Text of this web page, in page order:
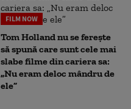
FILM NOW
Tom Holland nu se ferește
să spună care sunt cele mai
slabe filme din cariera sa:
„Nu eram deloc mândru de
ele”